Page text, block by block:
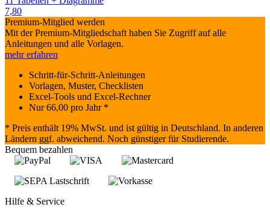
7,80
Premium-Mitglied werden
Mit der Premium-Mitgliedschaft haben Sie Zugriff auf alle
Anleitungen und alle Vorlagen.
mehr erfahren
Schritt-für-Schritt-Anleitungen
Vorlagen, Muster, Checklisten
Excel-Tools und Excel-Rechner
Nur66,00 pro Jahr *
* Preis enthält 19% MwSt. und ist gültig in Deutschland. In anderen
Ländern ggf. abweichend. Noch günstiger für Studierende.
Bequem bezahlen
Hilfe & Service